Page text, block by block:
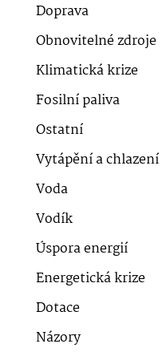
Doprava
Obnovitelné zdroje
Klimatická krize
Fosilní paliva
Ostatní
Vytápění a chlazení
Voda
Vodík
Úspora energií
Energetická krize
Dotace
Názory